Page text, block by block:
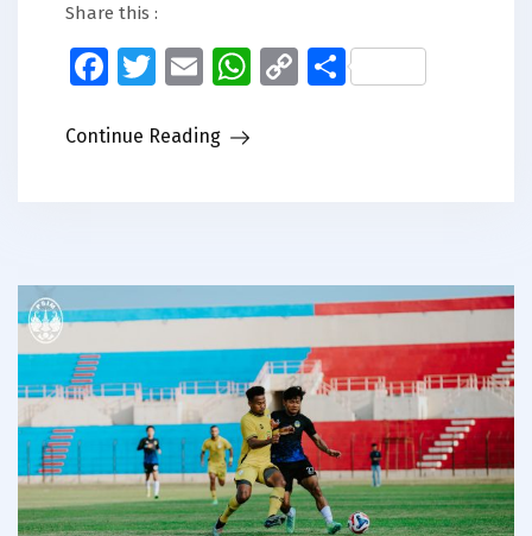
Share this :
Facebook
Twitter
EmailWhatsApp
CopyShare
Continue Reading